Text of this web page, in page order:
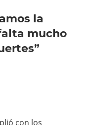
la
mucho
con los